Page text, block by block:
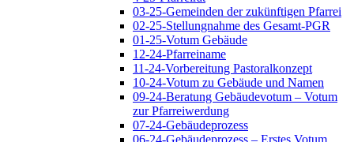
03-25-Gemeinden der zukünftigen Pfarrei
02-25-Stellungnahme des Gesamt-PGR
01-25-Votum Gebäude
12-24-Pfarreiname
11-24-Vorbereitung Pastoralkonzept
10-24-Votum zu Gebäude und Namen
09-24-Beratung Gebäudevotum – Votum
zur Pfarreiwerdung
07-24-Gebäudeprozess
06-24-Gebäudeprozess – Erstes Votum